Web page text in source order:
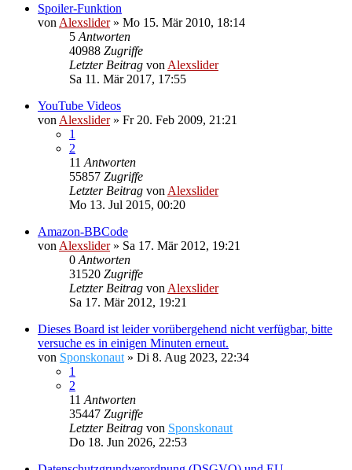
Spoiler-Funktion
von Alexslider» Mo 15. Mär 2010, 18:14
5 Antworten
40988 Zugriffe
Letzter Beitrag von Alexslider
Sa 11. Mär 2017, 17:55
YouTube Videos
von Alexslider» Fr 20. Feb 2009, 21:21
1
2
11 Antworten
55857 Zugriffe
Letzter Beitrag von Alexslider
Mo 13. Jul 2015, 00:20
Amazon-BBCode
von Alexslider» Sa 17. Mär 2012, 19:21
0 Antworten
31520 Zugriffe
Letzter Beitrag von Alexslider
Sa 17. Mär 2012, 19:21
Dieses Board ist leider vorübergehend nicht verfügbar, bitte
versuche es in einigen Minuten erneut.
von Sponskonaut » Di 8. Aug 2023, 22:34
1
2
11 Antworten
35447 Zugriffe
Letzter Beitrag von Sponskonaut
Do 18. Jun 2026, 22:53